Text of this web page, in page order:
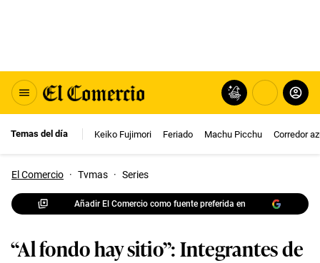
Temas del día Keiko Fujimori Feriado Machu Picchu Corredor
El Comercio · Tvmas · Series
Añadir El Comercio como fuente preferida en
“Al fondo hay sitio”: Integrantes de